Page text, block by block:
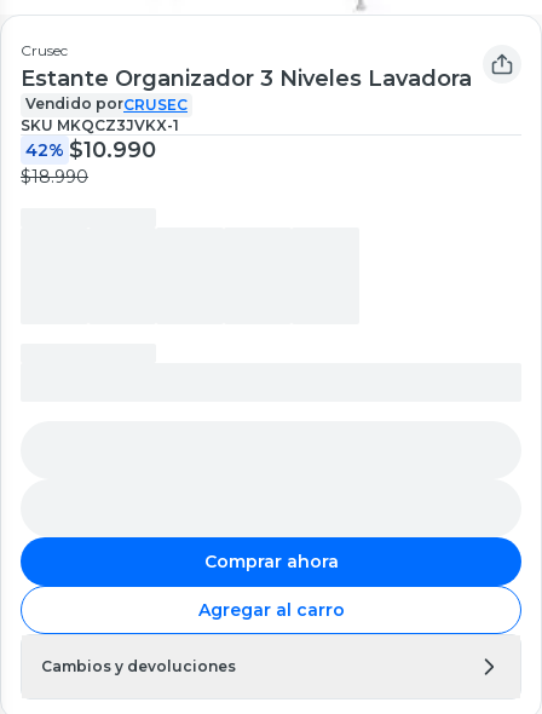
Crusec
Estante Organizador 3 Niveles Lavadora
Vendido porCRUSEC
SKU MKQCZ3JVKX-1
42% $10.990
$18.990
Comprar ahora
Agregar al carro
Cambios y devoluciones